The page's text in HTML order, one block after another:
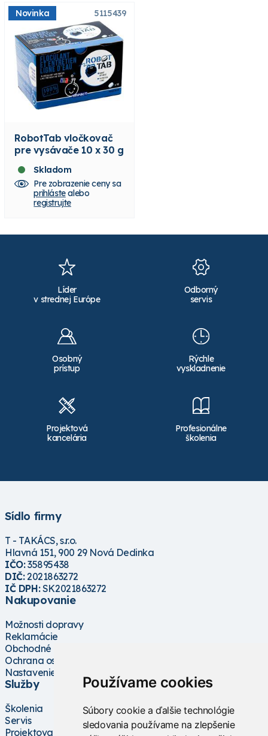
Používame cookies
Súbory cookie a ďalšie technológie
sledovania používame na zlepšenie
Novinka 5115439
RobotTab vločkovač
pre vysávače 10 x 30 g
Skladom
Pre zobrazenie ceny sa
prihlástealebo
registrujte
Líder
v strednej Európe
Odborný
servis
Osobný
prístup
Rýchle
vyskladnenie
Projektová
kancelária
Profesionálne
školenia
Sídlo firmy
T - TAKÁCS, s.r.o.
Hlavná 151, 900 29 Nová Dedinka
IČO:35895438
DIČ:2021863272
IČ DPH:SK2021863272
Nakupovanie
Možnosti dopravy
Reklamácie
Obchodné podmienky
Ochrana osobných údajov
Nastavenie cookies
Služby
Školenia
Servis
Projektovanie